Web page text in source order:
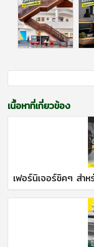
เนื้อหาที่เกี่ยวข้อง
เฟอร์นิเจอร์ชิคๆ สำ